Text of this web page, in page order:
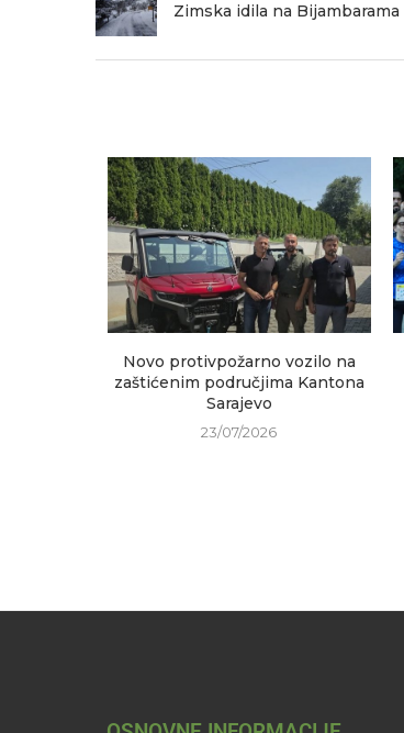
Zimska idila na Bijambarama
Novo protivpožarno vozilo na
zaštićenim područjima Kantona
Sarajevo
23/07/2026